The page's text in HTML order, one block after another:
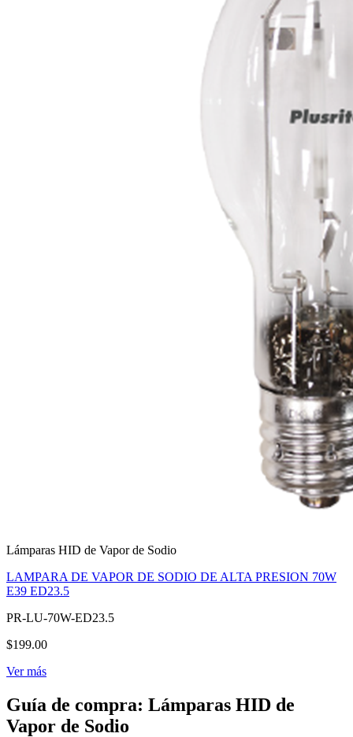
Lámparas HID de Vapor de Sodio
LAMPARA DE VAPOR DE SODIO DE ALTA PRESION 70W
E39 ED23.5
PR-LU-70W-ED23.5
$199.00
Ver más
Guía de compra: Lámparas HID de
Vapor de Sodio